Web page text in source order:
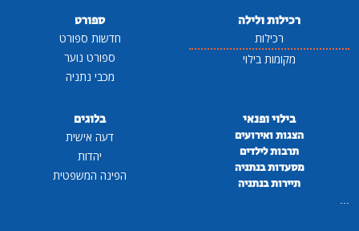
רכילות ולילה
רכילות
מקומות בילוי
ספורט
חדשות ספורט
ספורט נוער
מכבי נתניה
בילוי ופנאי
הצגות ואירועים
תרבות לילדים
מסעדות בנתניה
תיירות בנתניה
...
בלוגים
דעה אישית
יהדות
הפינה המשפטית